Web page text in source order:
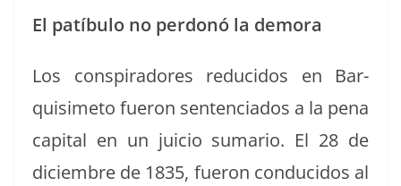
El patíbu­lo no per­donó la demora
Los con­spir­adores reduci­dos en Bar­
quisime­to fueron sen­ten­ci­a­dos a la pena
cap­i­tal en un juicio sumario. El 28 de
diciem­bre de 1835, fueron con­duci­dos al